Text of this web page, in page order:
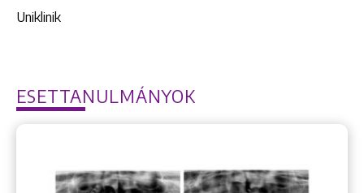
Uniklinik
ESETTANULMÁNYOK